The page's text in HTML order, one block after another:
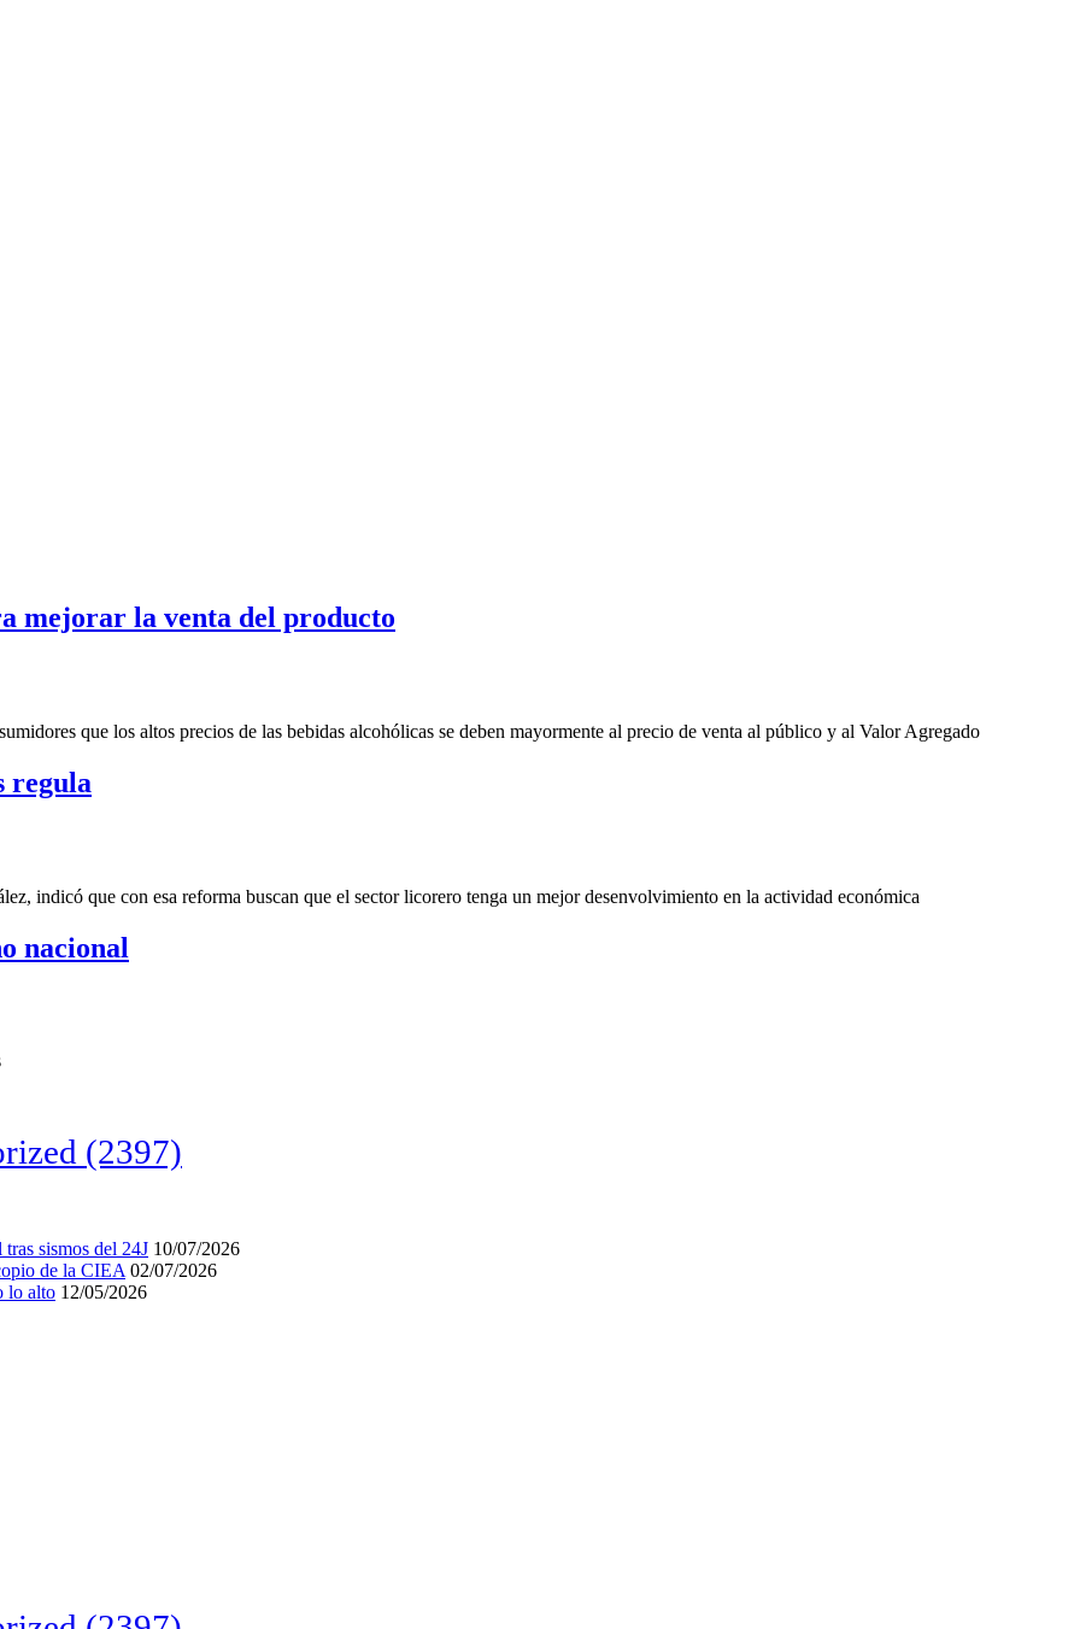
mejorar la venta del producto
que los altos precios de las bebidas alcohólicas se deben mayormente al precio de venta al público y al Valor Agregado
regula
indicó que con esa reforma buscan que el sector licorero tenga un mejor desenvolvimiento en la actividad económica
nacional
(2397)
sismos del 24J 10/07/2026
de la CIEA 02/07/2026
lo alto 12/05/2026